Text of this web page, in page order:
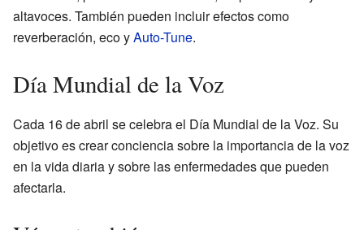
altavoces. También pueden incluir efectos como
reverberación, eco yAuto-Tune.
Día Mundial de la Voz
Cada 16 de abril se celebra el Día Mundial de la Voz. Su
objetivo es crear conciencia sobre la importancia de la voz
en la vida diaria y sobre las enfermedades que pueden
afectarla.